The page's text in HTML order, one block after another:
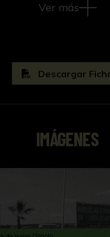
Ver más
Descargar
IMÁGENES